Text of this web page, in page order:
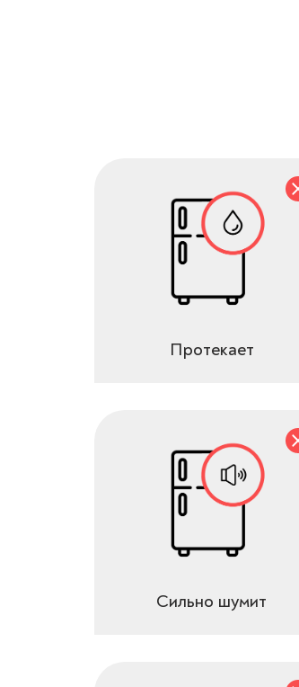
Протекает
Сильно шумит